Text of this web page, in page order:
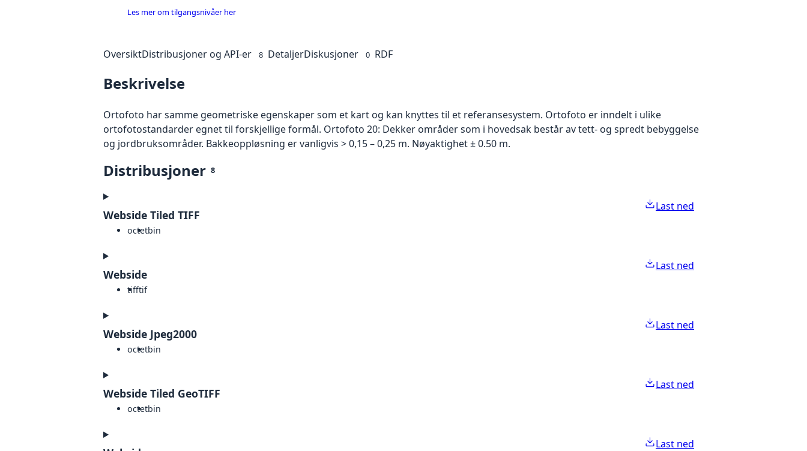
Les mer om tilgangsnivåer her
OversiktDistribusjoner og API-er 8 DetaljerDiskusjoner 0 RDF
Beskrivelse
Ortofoto har samme geometriske egenskaper som et kart og kan knyttes til et referansesystem. Ortofoto er inndelt i ulike
ortofotostandarder egnet til forskjellige formål. Ortofoto 20: Dekker områder som i hovedsak består av tett- og spredt bebyggelse
og jordbruksområder. Bakkeoppløsning er vanligvis > 0,15 – 0,25 m. Nøyaktighet ± 0.50 m.
Distribusjoner 8
Webside Tiled TIFF
octetbin
Last ned
Webside
tifftif
Last ned
Webside Jpeg2000
octetbin
Last ned
Webside Tiled GeoTIFF
octetbin
Last ned
Last ned